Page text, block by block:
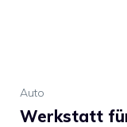
Auto
Werkstatt